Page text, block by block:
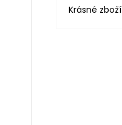
Krásné zboží